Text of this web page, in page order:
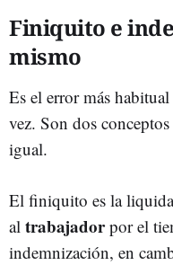
Finiquito e
mismo
Es el error más
vez. Son dos
igual.
El finiquito es la
al trabajadorpor el
indemnización, en